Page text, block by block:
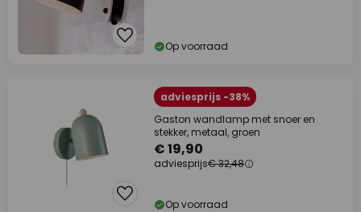
Op voorraad
adviesprijs -38%
Gaston wandlamp met snoer en
stekker, metaal, groen
€ 19,90
adviesprijs€ 32,48
Op voorraad